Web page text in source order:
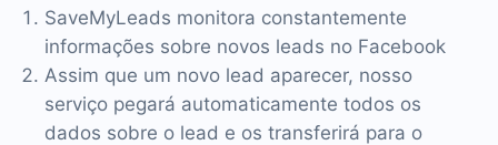
SaveMyLeads monitora constantemente
informações sobre novos leads no Facebook
Assim que um novo lead aparecer, nosso
serviço pegará automaticamente todos os
dados sobre o lead e os transferirá para o